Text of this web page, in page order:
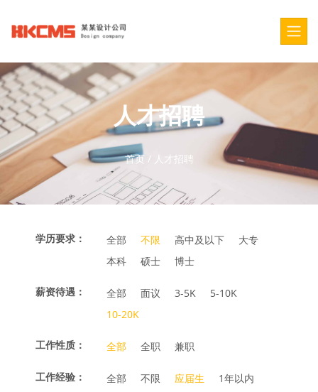
人才招聘
首页 / 人才招聘
学历要求： 全部 不限 高中及以下
大专
本科
硕士 博士
薪资待遇： 全部 面议 3-5K
5-10K
10-20K
工作性质： 全部 全职 兼职
工作经验： 全部 不限 应届生
1年以内